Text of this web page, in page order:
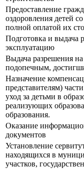
Предоставление
оздоровления детей
полной оплатой их
Подготовка и выдача
эксплуатацию
Выдача разрешения
подопечным,
Назначение
представителям)
уход за детьми в
реализующих
образования.
Оказание
документов
Установление
находящихся в
участков,